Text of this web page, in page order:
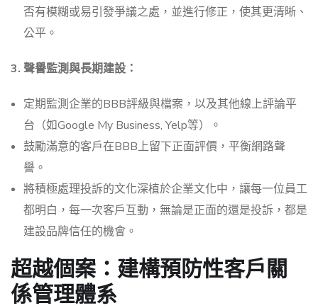
否有模糊或易引發爭議之處，並進行修正，使其更清晰、
公平。
3. 聲譽監測與長期建設：
定期監測企業的BBB評級與檔案，以及其他線上評論平
台（如Google My Business, Yelp等）。
鼓勵滿意的客戶在BBB上留下正面評價，平衡網路聲
譽。
將積極處理投訴的文化深植於企業文化中，讓每一位員工
都明白，每一次客戶互動，無論是正面的還是投訴，都是
建設品牌信任的機會。
超越個案：建構預防性客戶關
係管理體系